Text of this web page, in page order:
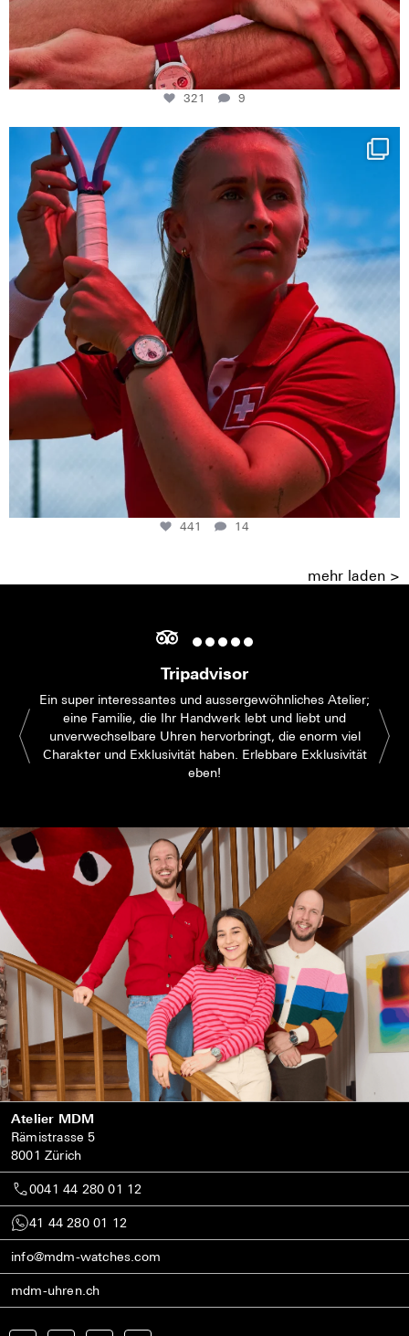
321 9
Determination, elegance and Swiss precision —
441
14
441 14
mehr laden >
Tripadvisor
Ein super interessantes und aussergewöhnliches Atelier;
eine Familie, die Ihr Handwerk lebt und liebt und
unverwechselbare Uhren hervorbringt, die enorm viel
Charakter und Exklusivität haben. Erlebbare Exklusivität
eben!
Atelier MDM
Rämistrasse 5
8001 Zürich
0041 44 280 01 12
41 44 280 01 12
info@mdm-watches.com
mdm-uhren.ch